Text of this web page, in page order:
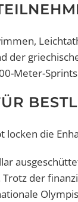
der
Meter-
die
der